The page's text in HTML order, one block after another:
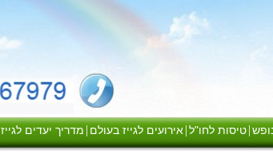
|טיסות לחו"ל|אירועים לגייז בעולם | מדריך יעדים לגייז